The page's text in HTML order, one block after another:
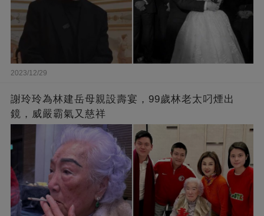
2023/12/29
謝玲玲為林建岳母親設壽宴，99歲林老太叼煙出
鏡，威嚴霸氣又慈祥